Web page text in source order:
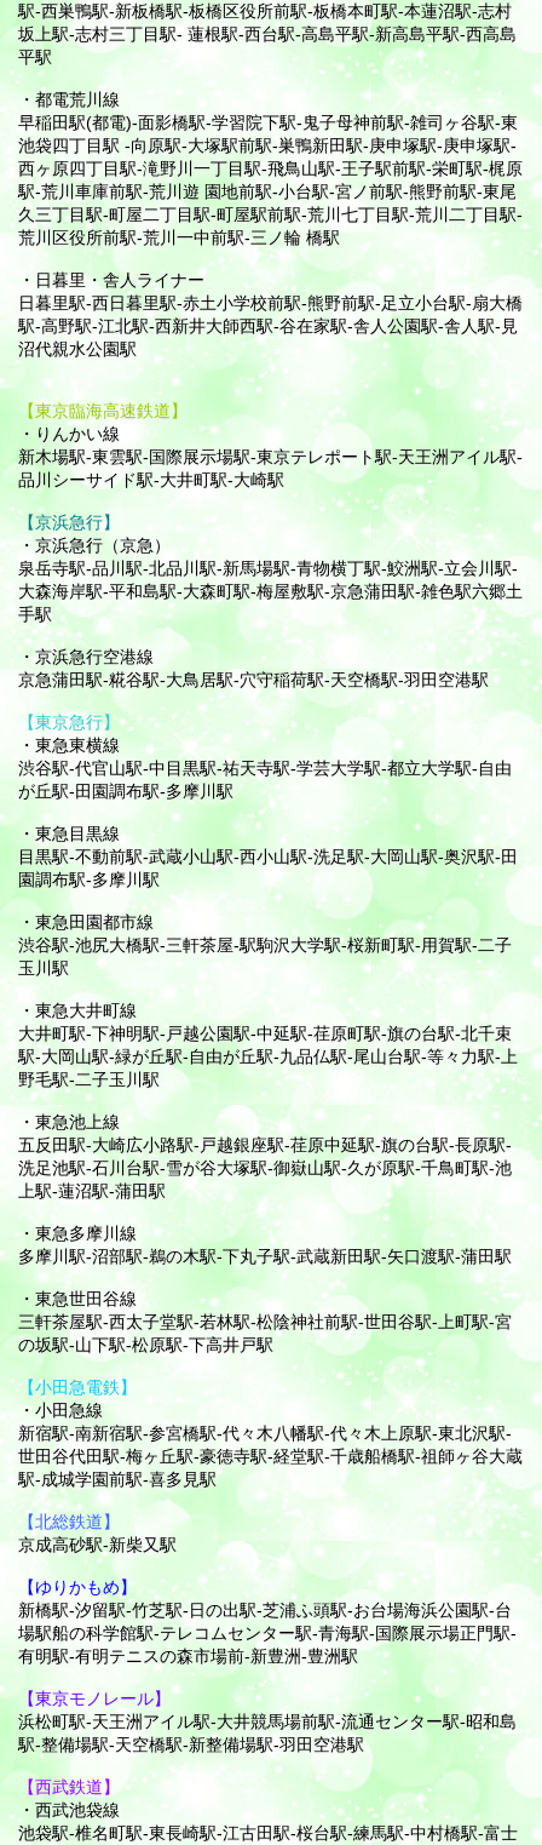
駅-西巣鴨駅-新板橋駅-板橋区役所前駅-板橋本町駅-本蓮沼駅-志村
坂上駅-志村三丁目駅- 蓮根駅-西台駅-高島平駅-新高島平駅-西高島
平駅
・都電荒川線
早稲田駅(都電)-面影橋駅-学習院下駅-鬼子母神前駅-雑司ヶ谷駅-東
池袋四丁目駅 -向原駅-大塚駅前駅-巣鴨新田駅-庚申塚駅-庚申塚駅-
西ヶ原四丁目駅-滝野川一丁目駅-飛鳥山駅-王子駅前駅-栄町駅-梶原
駅-荒川車庫前駅-荒川遊 園地前駅-小台駅-宮ノ前駅-熊野前駅-東尾
久三丁目駅-町屋二丁目駅-町屋駅前駅-荒川七丁目駅-荒川二丁目駅-
荒川区役所前駅-荒川一中前駅-三ノ輪 橋駅
・日暮里・舎人ライナー
日暮里駅-西日暮里駅-赤土小学校前駅-熊野前駅-足立小台駅-扇大橋
駅-高野駅-江北駅-西新井大師西駅-谷在家駅-舎人公園駅-舎人駅-見
沼代親水公園駅
【東京臨海高速鉄道】
・りんかい線
新木場駅-東雲駅-国際展示場駅-東京テレポート駅-天王洲アイル駅-
品川シーサイド駅-大井町駅-大崎駅
【京浜急行】
・京浜急行（京急）
泉岳寺駅-品川駅-北品川駅-新馬場駅-青物横丁駅-鮫洲駅-立会川駅-
大森海岸駅-平和島駅-大森町駅-梅屋敷駅-京急蒲田駅-雑色駅六郷土
手駅
・京浜急行空港線
京急蒲田駅-糀谷駅-大鳥居駅-穴守稲荷駅-天空橋駅-羽田空港駅
【東京急行】
・東急東横線
渋谷駅-代官山駅-中目黒駅-祐天寺駅-学芸大学駅-都立大学駅-自由
が丘駅-田園調布駅-多摩川駅
・東急目黒線
目黒駅-不動前駅-武蔵小山駅-西小山駅-洗足駅-大岡山駅-奥沢駅-田
園調布駅-多摩川駅
・東急田園都市線
渋谷駅-池尻大橋駅-三軒茶屋-駅駒沢大学駅-桜新町駅-用賀駅-二子
玉川駅
・東急大井町線
大井町駅-下神明駅-戸越公園駅-中延駅-荏原町駅-旗の台駅-北千束
駅-大岡山駅-緑が丘駅-自由が丘駅-九品仏駅-尾山台駅-等々力駅-上
野毛駅-二子玉川駅
・東急池上線
五反田駅-大崎広小路駅-戸越銀座駅-荏原中延駅-旗の台駅-長原駅-
洗足池駅-石川台駅-雪が谷大塚駅-御嶽山駅-久が原駅-千鳥町駅-池
上駅-蓮沼駅-蒲田駅
・東急多摩川線
多摩川駅-沼部駅-鵜の木駅-下丸子駅-武蔵新田駅-矢口渡駅-蒲田駅
・東急世田谷線
三軒茶屋駅-西太子堂駅-若林駅-松陰神社前駅-世田谷駅-上町駅-宮
の坂駅-山下駅-松原駅-下高井戸駅
【小田急電鉄】
・小田急線
新宿駅-南新宿駅-参宮橋駅-代々木八幡駅-代々木上原駅-東北沢駅-
世田谷代田駅-梅ヶ丘駅-豪徳寺駅-経堂駅-千歳船橋駅-祖師ヶ谷大蔵
駅-成城学園前駅-喜多見駅
【北総鉄道】
京成高砂駅-新柴又駅
【ゆりかもめ】
新橋駅-汐留駅-竹芝駅-日の出駅-芝浦ふ頭駅-お台場海浜公園駅-台
場駅船の科学館駅-テレコムセンター駅-青海駅-国際展示場正門駅-
有明駅-有明テニスの森市場前-新豊洲-豊洲駅
【東京モノレール】
浜松町駅-天王洲アイル駅-大井競馬場前駅-流通センター駅-昭和島
駅-整備場駅-天空橋駅-新整備場駅-羽田空港駅
【西武鉄道】
・西武池袋線
池袋駅-椎名町駅-東長崎駅-江古田駅-桜台駅-練馬駅-中村橋駅-富士